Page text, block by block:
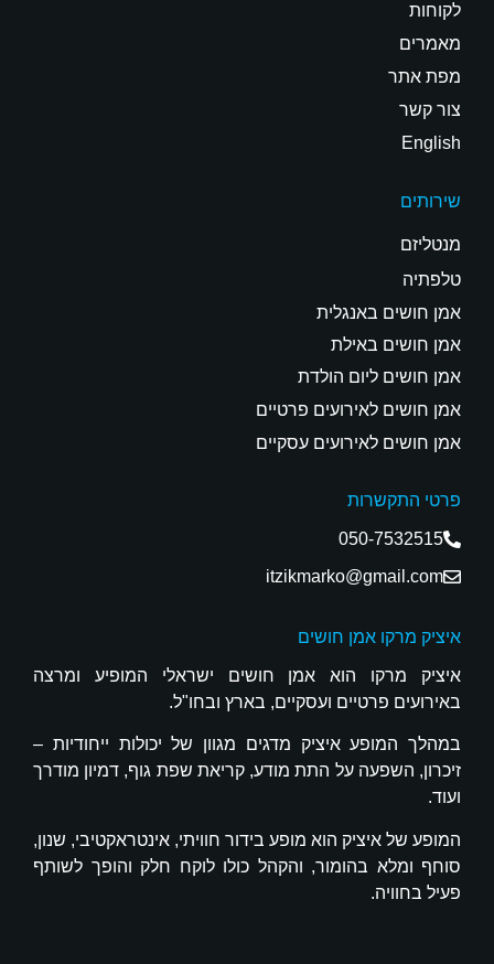
לקוחות
מאמרים
מפת אתר
צור קשר
English
שירותים
מנטליזם
טלפתיה
אמן חושים באנגלית
אמן חושים באילת
אמן חושים ליום הולדת
אמן חושים לאירועים פרטיים
אמן חושים לאירועים עסקיים
פרטי התקשרות
050-7532515
itzikmarko@gmail.com
איציק מרקו אמן חושים
איציק מרקו הוא אמן חושים ישראלי המופיע ומרצה
באירועים פרטיים ועסקיים, בארץ ובחו"ל.
במהלך המופע איציק מדגים מגוון של יכולות ייחודיות –
זיכרון, השפעה על התת מודע, קריאת שפת גוף, דמיון מודרך
ועוד.
המופע של איציק הוא מופע בידור חוויתי, אינטראקטיבי, שנון,
סוחף ומלא בהומור, והקהל כולו לוקח חלק והופך לשותף
פעיל בחוויה.